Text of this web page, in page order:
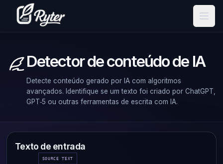
Detector de conteúdo de IA
Detecte conteúdo gerado por IA com algoritmos
avançados. Identifique se um texto foi criado por ChatGPT,
GPT‑5 ou outras ferramentas de escrita com IA.
Texto de entrada
SOURCE TEXT